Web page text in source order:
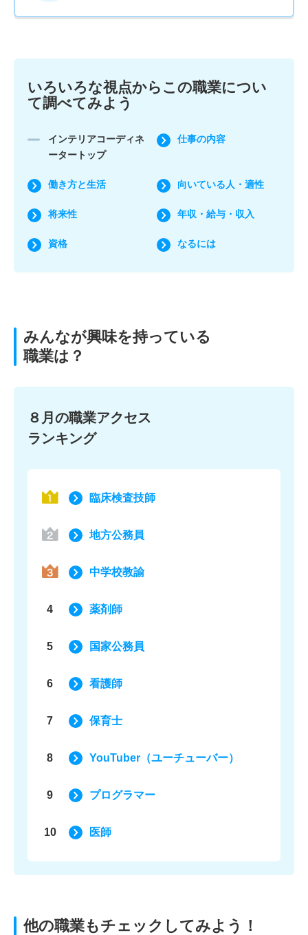
いろいろな視点からこの職業につい
て調べてみよう
インテリアコーディネ
ータートップ
仕事の内容
働き方と生活 向いている人・適性
将来性 年収・給与・収入
資格 なるには
みんなが興味を持っている
職業は？
８月の職業アクセス
ランキング
臨床検査技師
地方公務員
中学校教諭
4 薬剤師
5 国家公務員
6 看護師
7 保育士
8 YouTuber（ユーチューバー）
9 プログラマー
10 医師
他の職業もチェックしてみよう！